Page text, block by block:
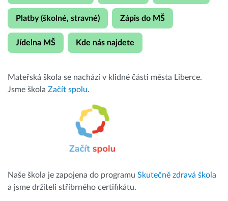
Platby (školné, stravné) Zápis do MŠ
Jídelna MŠ Kde nás najdete
Mateřská škola se nachází v klidné části města Liberce.
Jsme škola Začít spolu.
Naše škola je zapojena do programu Skutečně zdravá škola
a jsme držiteli stříbrného certifikátu.